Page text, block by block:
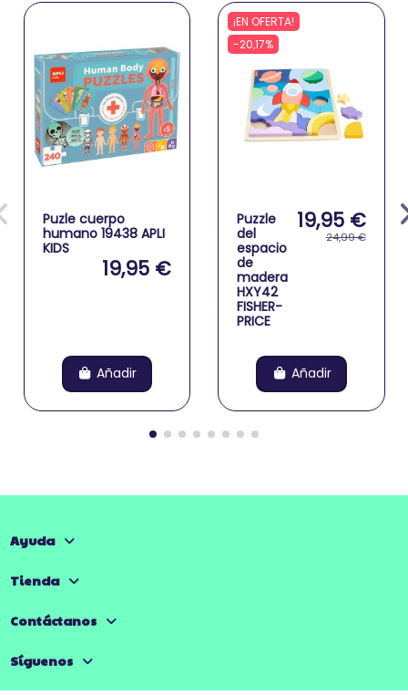
Puzle cuerpo
humano 19438 APLI
KIDS
19,95 €
Añadir
¡EN OFERTA!
-20,17%
Puzzle
del
espacio
de
madera
HXY42
FISHER-
PRICE
19,95 €
24,99 €
Añadir
Ayuda
Tienda
Contáctanos
Síguenos